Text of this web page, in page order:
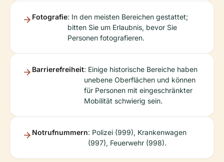
Fotografie: In den meisten Bereichen gestattet;
bitten Sie um Erlaubnis, bevor Sie
Personen fotografieren.
Barrierefreiheit: Einige historische Bereiche haben
unebene Oberflächen und können
für Personen mit eingeschränkter
Mobilität schwierig sein.
Notrufnummern: Polizei (999), Krankenwagen
(997), Feuerwehr (998).